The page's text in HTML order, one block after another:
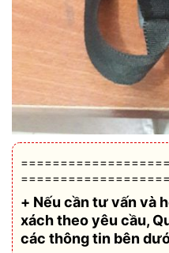
+ Nếu cần tư vấn và
xách theo yêu cầu,
các thông tin bên